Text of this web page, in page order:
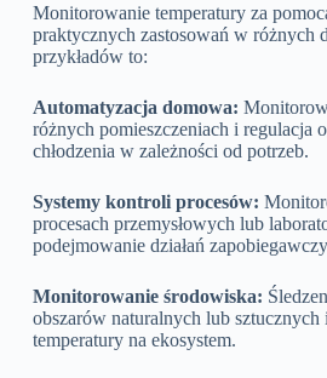
Monitorowanie temperatury za
praktycznych zastosowań w różnych
przykładów to:
Automatyzacja domowa:
różnych pomieszczeniach i regulacja
chłodzenia w zależności od potrzeb.
Systemy kontroli procesów:
procesach przemysłowych lub
podejmowanie działań
Monitorowanie środowiska:
obszarów naturalnych lub sztucznych
temperatury na ekosystem.